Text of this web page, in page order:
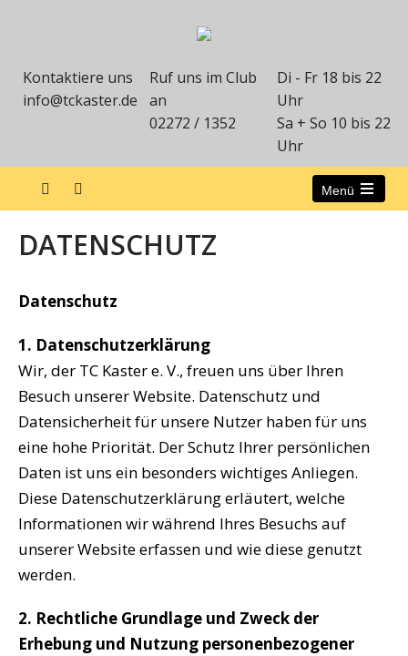
Kontaktiere uns
info@tckaster.de
Ruf uns im Club
an
02272 / 1352
Di - Fr 18 bis 22
Uhr
Sa + So 10 bis 22
Uhr
Menü
DATENSCHUTZ
Datenschutz
1. Datenschutzerklärung
Wir, der TC Kaster e. V., freuen uns über Ihren
Besuch unserer Website. Datenschutz und
Datensicherheit für unsere Nutzer haben für uns
eine hohe Priorität. Der Schutz Ihrer persönlichen
Daten ist uns ein besonders wichtiges Anliegen.
Diese Datenschutzerklärung erläutert, welche
Informationen wir während Ihres Besuchs auf
unserer Website erfassen und wie diese genutzt
werden.
2. Rechtliche Grundlage und Zweck der
Erhebung und Nutzung personenbezogener